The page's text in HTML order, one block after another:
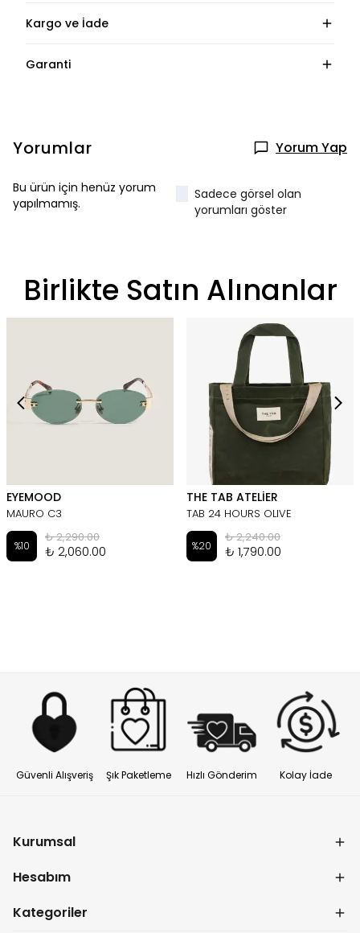
Kargo ve İade
Garanti
Yorumlar Yorum Yap
Bu ürün için henüz yorum
yapılmamış.
Sadece görsel olan
yorumları göster
Birlikte Satın Alınanlar
EYEMOOD
MAURO C3
%10
₺ 2,290.00
₺ 2,060.00
THE TAB ATELİER
TAB 24 HOURS OLIVE
%20
₺ 2,240.00
₺ 1,790.00
Güvenli Alışveriş Şık Paketleme Hızlı Gönderim Kolay İade
Kurumsal
Hesabım
Kategoriler